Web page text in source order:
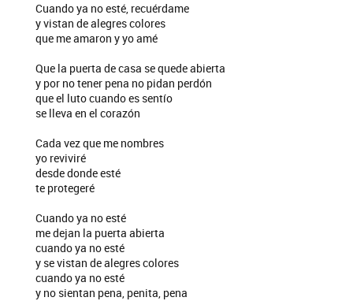
Cuando ya no esté, recuérdame
y vistan de alegres colores
que me amaron y yo amé
Que la puerta de casa se quede abierta
y por no tener pena no pidan perdón
que el luto cuando es sentío
se lleva en el corazón
Cada vez que me nombres
yo reviviré
desde donde esté
te protegeré
Cuando ya no esté
me dejan la puerta abierta
cuando ya no esté
y se vistan de alegres colores
cuando ya no esté
y no sientan pena, penita, pena